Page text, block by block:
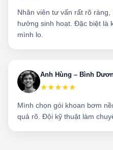
Nhân viên tư vấn rất rõ
hưởng sinh hoạt. Đặc biệt là
mình lo.
Anh Hùng – Bình
★★★★★
Mình chọn gói khoan bơm
quả rõ. Đội kỹ thuật làm